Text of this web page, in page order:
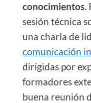
conocimientos.
sesión técnica
una charla de
comunicación
dirigidas por
formadores
buena reunión